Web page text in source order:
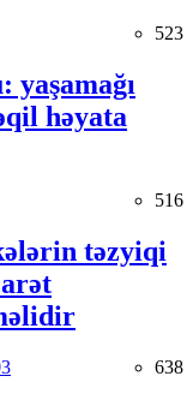
523
yaşamağı
həyata
516
təzyiqi
638